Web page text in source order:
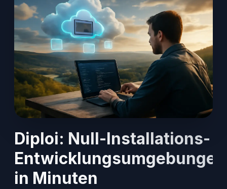
Diploi: Null-Installations-
Entwicklungsumgebungen
in Minuten